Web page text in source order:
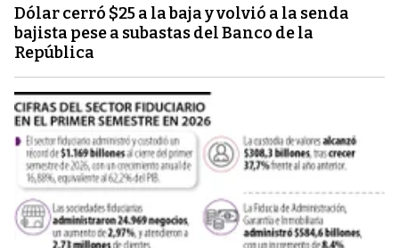
Dólar cerró $25 a la baja y volvió a la senda
bajista pese a subastas del Banco de la
República